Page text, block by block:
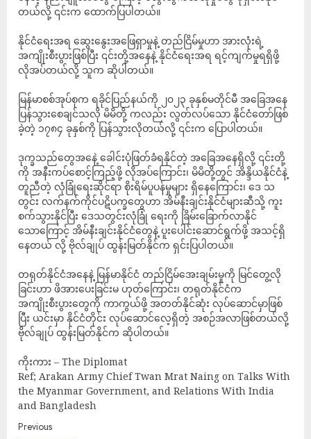
တယ်လို့ ၎င်းက ထောက်ပြပါတယ်။
နိုင်ငံရေးအရ ဆွေးနွေးအဖြေရှာမှုနဲ့ တည်ငြိမ်မှုဟာ အားလုံးရဲ့
အကျိုးစီးပွားဖြစ်ပြီး ၎င်းတို့အနေနဲ့ နိုင်ငံရေးအရ ရင့်ကျက်မှုရရှိဖို့
လိုအပ်တယ်လို့ သူက ဆိုပါတယ်။
မြန်မာစစ်အုပ်စုက ရခိုင်ပြည်နယ်ကို ၂၀၂၃ ခုနှစ်မတိုင်မီ အခြေအနေ
ပြန်သွားစေချင်သလို မိမိတို့ ကလည်း လွတ်လပ်သော နိုင်ငံတော်ဖြစ်
ခဲ့တဲ့ ၁၇၈၄ ခုနှစ်ကို ပြန်သွားလိုတယ်လို့ ၎င်းက ပြောပါတယ်။
ဒုက္ခသည်တွေအနေဲ့ ခေါင်းပုံဖြတ်ခံရနိုင်တဲ့ အခြေအနေရှိလို့ ၎င်းတို့
ကို အနီးကပ်စောင့်ကြည့်ဖို့ လိုအပ်ကြောင်း၊ မိမိတို့တွင် အိန္ဒိယနိုင်ငံနဲ့
တူညီတဲ့ လုံခြုံရေးဆိုင်ရာ စိုးရိမ်ပူပန်မှုများ ရှိနေကြောင်း၊ ဒေ သ
တွင်း လက်နက်ကိုင်ပဋိပက္ခတွေဟာ အိမ်နီးချင်းနိုင်ငံများဆီသို့ ကူး
စက်သွားနိုင်ပြီး ဒေသတွင်းလုံခြုံ ရေးကို ခြိမ်းခြောက်လာနိုင်
သောကြောင့် အိမ်နီးချင်းနိုင်ငံတွေနဲ့ ပူးပေါင်းဆောင်ရွက်ဖို့ အသင့်ရှိ
နေတယ် လို့ ဗိုလ်ချုပ် ထွန်းမြတ်နိုင်က ရှင်းပြပါတယ်။
တရုတ်နိုင်ငံအနေနဲ့ မြန်မာနိုင်ငံ တည်ငြိမ်အေးချမ်းမှုကို မြင်တွေ့လို
ခြင်းဟာ ဖိအားပေးခြင်းမ ဟုတ်ကြောင်း၊ တရုတ်နိုင်ငံက
အကျိုးစီးပွားတွေကို ကာကွယ်ဖို့ အတတ်နိုင်ဆုံး လုပ်ဆောင်မှာဖြစ်
ပြီး ယင်းမှာ နိုင်ငံတိုင်း လုပ်ဆောင်လေ့ရှိတဲ့ အစဉ်အလာဖြစ်တယ်လို့
ဗိုလ်ချုပ် ထွန်းမြတ်နိုင်က ဆိုပါတယ်။
ကိုးကား – The Diplomat
Ref; Arakan Army Chief Twan Mrat Naing on Talks With
the Myanmar Government, and Relations With India
and Bangladesh
Previous